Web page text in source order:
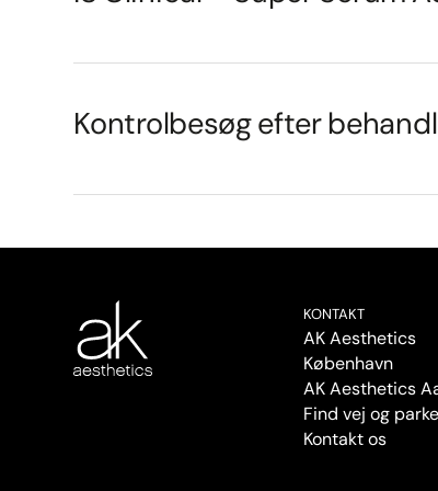
Kontrolbesøg efter
KONTAKT
AK Aesthetics
København
AK Aesthetics
Find vej og
Kontakt os